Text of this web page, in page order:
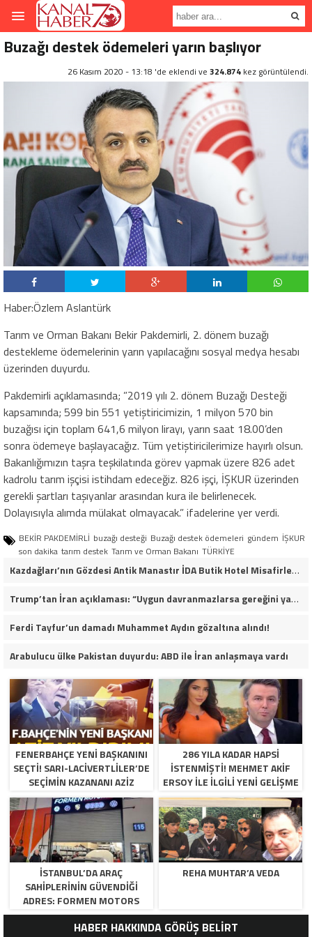
Buzağı destek ödemeleri yarın başlıyor
26 Kasım 2020 - 13:18 'de eklendi ve 324.874 kez görüntülendi.
Haber:Özlem Aslantürk
Tarım ve Orman Bakanı Bekir Pakdemirli, 2. dönem buzağı
destekleme ödemelerinin yarın yapılacağını sosyal medya hesabı
üzerinden duyurdu.
Pakdemirli açıklamasında; ”2019 yılı 2. dönem Buzağı Desteği
kapsamında; 599 bin 551 yetiştiricimizin, 1 milyon 570 bin
buzağısı için toplam 641,6 milyon lirayı, yarın saat 18.00’den
sonra ödemeye başlayacağız. Tüm yetiştiricilerimize hayırlı olsun.
Bakanlığımızın taşra teşkilatında görev yapmak üzere 826 adet
kadrolu tarım işçisi istihdam edeceğiz. 826 işçi, İŞKUR üzerinden
gerekli şartları taşıyanlar arasından kura ile belirlenecek.
Dolayısıyla alımda mülakat olmayacak.” ifadelerine yer verdi.
BEKİR PAKDEMİRLİ buzağı desteği Buzağı destek ödemeleri gündem İŞKUR
son dakika tarım destek Tarım ve Orman Bakanı TÜRKİYE
Kazdağları’nın Gözdesi Antik Manastır İDA Butik Hotel Misafirlerinden Tam Not Alıyor
Trump’tan İran açıklaması: “Uygun davranmazlarsa gereğini yaparım”
Ferdi Tayfur’un damadı Muhammet Aydın gözaltına alındı!
Arabulucu ülke Pakistan duyurdu: ABD ile İran anlaşmaya vardı
FENERBAHÇE YENI BAŞKANINI
SEÇTI! SARI-LACIVERTLILER’DE
SEÇIMIN KAZANANI AZIZ
YILDIRIM OLDU
286 YILA KADAR HAPSI
ISTENMIŞTI! MEHMET AKIF
ERSOY ILE ILGILI YENI GELIŞME
İSTANBUL’DA ARAÇ
SAHIPLERININ GÜVENDIĞI
ADRES: FORMEN MOTORS
REHA MUHTAR’A VEDA
HABER HAKKINDA GÖRÜŞ BELİRT